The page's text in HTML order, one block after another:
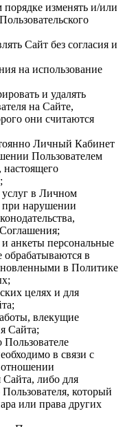
изменять и/или
Сайт без согласия и
на использование
и удалять
на Сайте,
они считаются
Личный Кабинет
Пользователем
настоящего
услуг в Личном
при нарушении
анкеты персональные
обрабатываются в
в Политике
целях и для
влекущие
Сайта;
в связи с
Сайта, либо для
который
или права других